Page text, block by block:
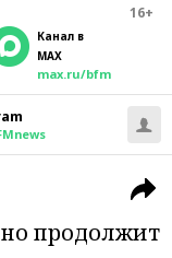
16+
Канал в
MAX
max.ru/bfm
продолжит